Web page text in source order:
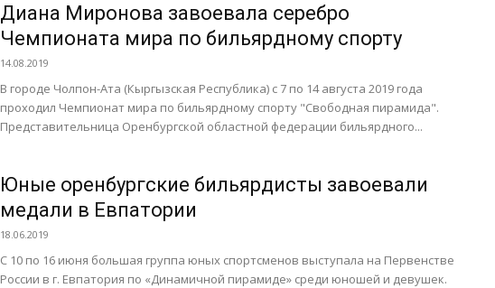
Диана Миронова завоевала серебро
Чемпионата мира по бильярдному спорту
14.08.2019
В городе Чолпон-Ата (Кыргызская Республика) с 7 по 14 августа 2019 года
проходил Чемпионат мира по бильярдному спорту "Свободная пирамида".
Представительница Оренбургской областной федерации бильярдного...
Юные оренбургские бильярдисты завоевали
медали в Евпатории
18.06.2019
С 10 по 16 июня большая группа юных спортсменов выступала на Первенстве
России в г. Евпатория по «Динамичной пирамиде» среди юношей и девушек.